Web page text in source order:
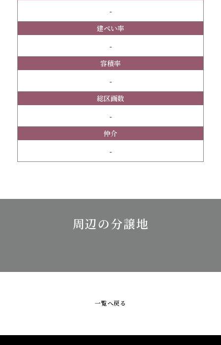
-
建ぺい率
-
容積率
-
総区画数
-
仲介
-
周辺の分譲地
一覧へ戻る